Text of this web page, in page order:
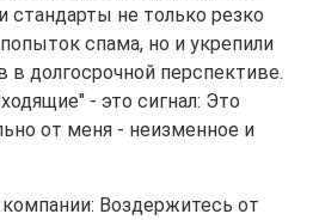
стандарты не только резко
спама, но и укрепили
в долгосрочной перспективе.
- это сигнал: Это
от меня - неизменное и
Воздержитесь от